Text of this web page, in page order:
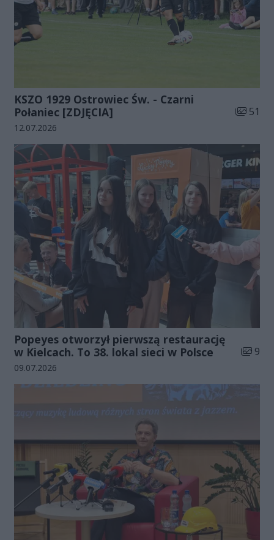
KSZO 1929 Ostrowiec Św. - Czarni
Połaniec [ZDJĘCIA]
Liczba
51
Data dodania galerii:
12.07.2026
Popeyes otworzył pierwszą restaurację
w Kielcach. To 38. lokal sieci w Polsce
Liczba
9
Data dodania galerii:
09.07.2026